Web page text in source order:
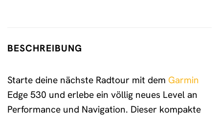
BESCHREIBUNG
Starte deine nächste Radtour mit dem Garmin
Edge 530 und erlebe ein völlig neues Level an
Performance und Navigation. Dieser kompakte